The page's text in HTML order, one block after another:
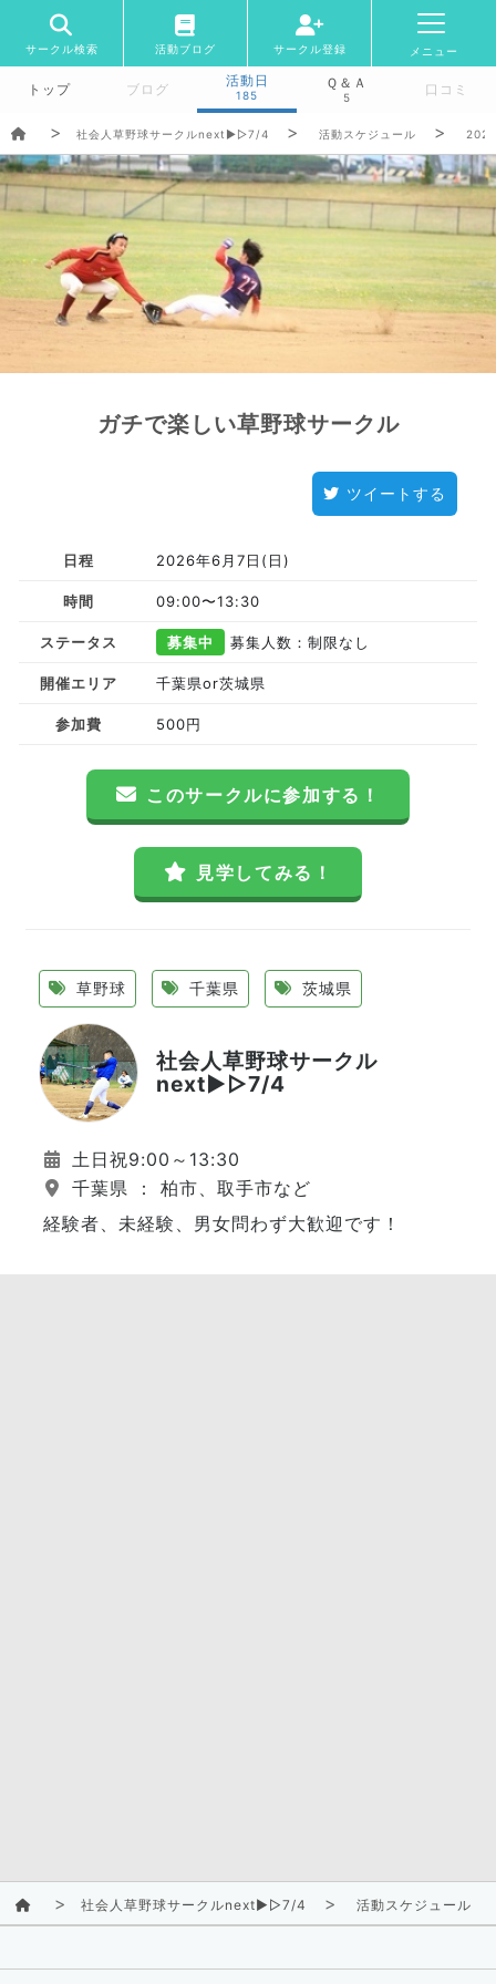
サークル検索 活動ブログ サークル登録 メニュー
トップ ブログ
活動日
185
Ｑ＆Ａ
5 口コミ
社会人草野球サークルnext▶︎▷7/4 活動スケジュール
ガチで楽しい草野球サークル
ツイートする
日程 2026年6月7日(日)
時間 09:00〜13:30
ステータス 募集中 募集人数：制限なし
開催エリア 千葉県or茨城県
参加費 500円
このサークルに参加する！
見学してみる！
草野球 千葉県 茨城県
社会人草野球サークル
next▶︎▷7/4
土日祝9:00～13:30
千葉県 ： 柏市、取手市など
経験者、未経験、男女問わず大歓迎です！
社会人草野球サークルnext▶︎▷7/4 活動スケジュール